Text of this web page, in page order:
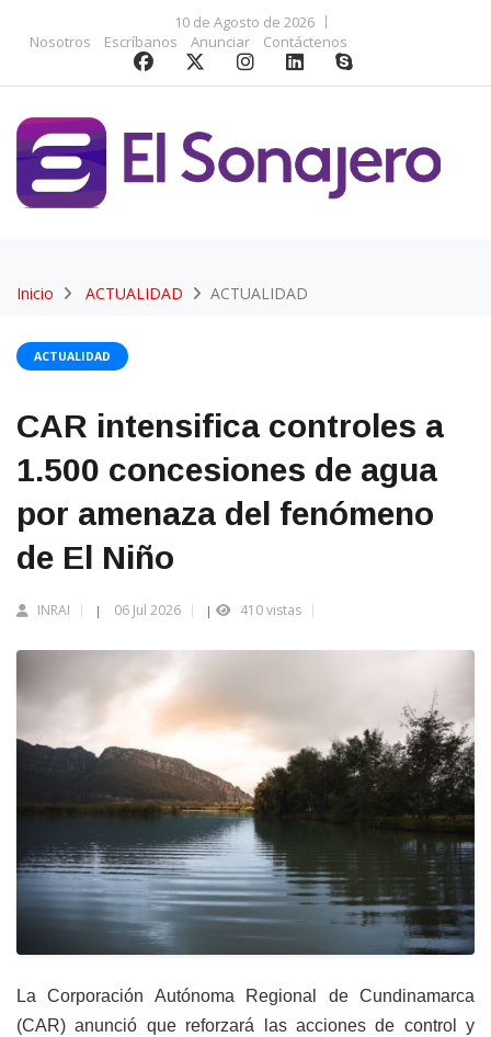
10 de Agosto de 2026
Nosotros
Escríbanos Anunciar Contáctenos
Inicio ACTUALIDAD ACTUALIDAD
ACTUALIDAD
CAR intensifica controles a
1.500 concesiones de agua
por amenaza del fenómeno
de El Niño
INRAI | 06 Jul 2026 | 410 vistas
La Corporación Autónoma Regional de Cundinamarca
(CAR) anunció que reforzará las acciones de control y